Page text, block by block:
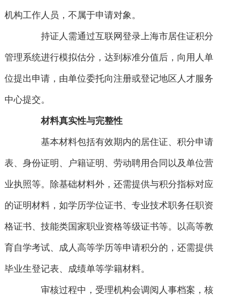
机构工作人员，不属于申请对象。
持证人需通过互联网登录上海市居住证积分
管理系统进行模拟估分，达到标准分值后，向用人单
位提出申请，由单位委托向注册或登记地区人才服务
中心提交。
材料真实性与完整性
基本材料包括有效期内的居住证、积分申请
表、身份证明、户籍证明、劳动聘用合同以及单位营
业执照等。除基础材料外，还需提供与积分指标对应
的证明材料，如学历学位证书、专业技术职务任职资
格证书、技能类国家职业资格等级证书等。以高等教
育自学考试、成人高等学历等申请积分的，还需提供
毕业生登记表、成绩单等学籍材料。
审核过程中，受理机构会调阅人事档案，核